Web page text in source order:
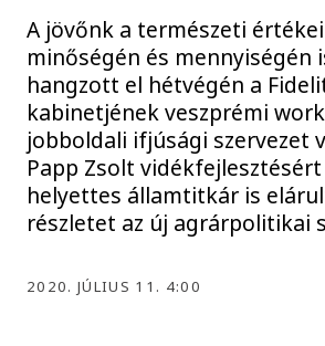
A jövőnk a természeti
minőségén és mennyiségén
hangzott el hétvégén a
kabinetjének veszprémi
jobboldali ifjúsági szervezet
Papp Zsolt
helyettes államtitkár is
részletet az új agrárpolitikai
2020. JÚLIUS 11. 4:00